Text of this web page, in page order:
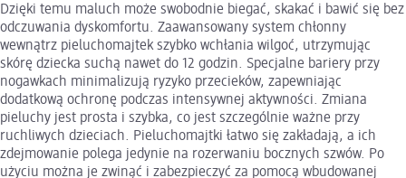
Dzięki temu maluch może swobodnie biegać, skakać i bawić się bez
odczuwania dyskomfortu. Zaawansowany system chłonny
wewnątrz pieluchomajtek szybko wchłania wilgoć, utrzymując
skórę dziecka suchą nawet do 12 godzin. Specjalne bariery przy
nogawkach minimalizują ryzyko przecieków, zapewniając
dodatkową ochronę podczas intensywnej aktywności. Zmiana
pieluchy jest prosta i szybka, co jest szczególnie ważne przy
ruchliwych dzieciach. Pieluchomajtki łatwo się zakładają, a ich
zdejmowanie polega jedynie na rozerwaniu bocznych szwów. Po
użyciu można je zwinąć i zabezpieczyć za pomocą wbudowanej